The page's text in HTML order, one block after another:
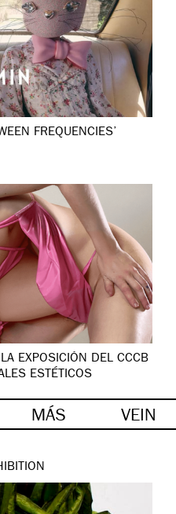
FREQUENCIES’
EXPOSICIÓN DEL CCCB
ESTÉTICOS
MÁS VEIN